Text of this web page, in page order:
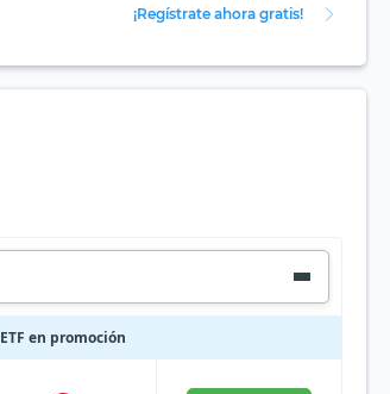
¡Regístrate ahora gratis!
ETF en promoción